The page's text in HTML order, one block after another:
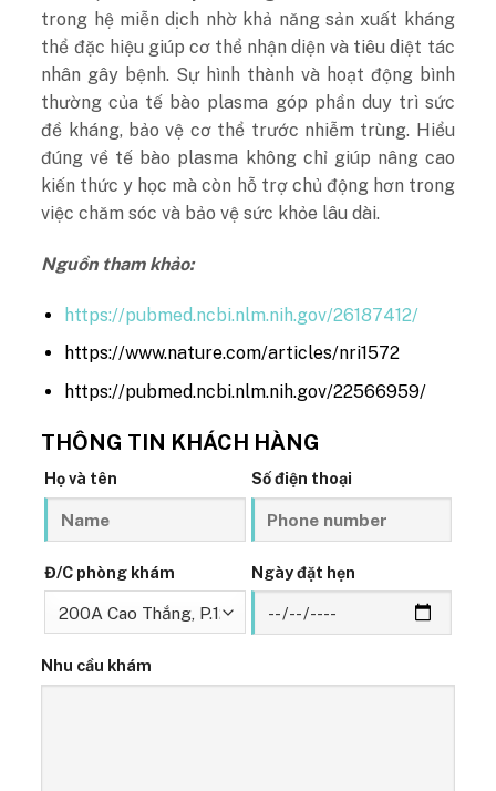
trong hệ miễn dịch nhờ khả năng sản xuất kháng
thể đặc hiệu giúp cơ thể nhận diện và tiêu diệt tác
nhân gây bệnh. Sự hình thành và hoạt động bình
thường của tế bào plasma góp phần duy trì sức
đề kháng, bảo vệ cơ thể trước nhiễm trùng. Hiểu
đúng về tế bào plasma không chỉ giúp nâng cao
kiến thức y học mà còn hỗ trợ chủ động hơn trong
việc chăm sóc và bảo vệ sức khỏe lâu dài.
Nguồn tham khảo:
https://pubmed.ncbi.nlm.nih.gov/26187412/
https://www.nature.com/articles/nri1572
https://pubmed.ncbi.nlm.nih.gov/22566959/
THÔNG TIN KHÁCH HÀNG
Họ và tên Số điện thoại
Đ/C phòng khám Ngày đặt hẹn
Nhu cầu khám